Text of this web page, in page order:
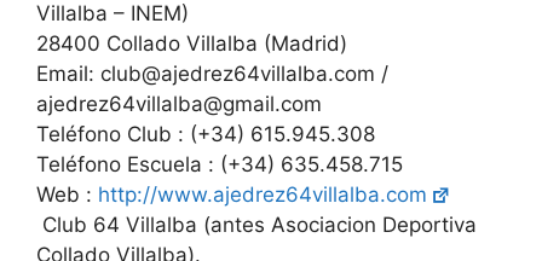
Villalba – INEM)
28400 Collado Villalba (Madrid)
Email: club@ajedrez64villalba.com /
ajedrez64villalba@gmail.com
Teléfono Club : (+34) 615.945.308
Teléfono Escuela : (+34) 635.458.715
Web : http://www.ajedrez64villalba.com
Club 64 Villalba (antes Asociacion Deportiva
Collado Villalba).